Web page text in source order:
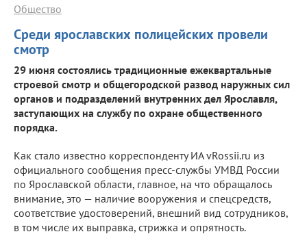
Среди ярославских полицейских провели
смотр
Общество
29 июня состоялись традиционные ежеквартальные
строевой смотр и общегородской развод наружных сил
органов и подразделений внутренних дел Ярославля,
заступающих на службу по охране общественного
порядка.
Как стало известно корреспонденту ИА vRossii.ru из
официального сообщения пресс-службы УМВД России
по Ярославской области, главное, на что обращалось
внимание, это — наличие вооружения и спецсредств,
соответствие удостоверений, внешний вид сотрудников,
в том числе их выправка, стрижка и опрятность.